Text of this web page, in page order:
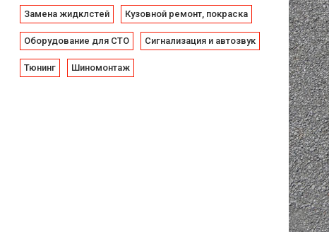
Замена жидклстей Кузовной ремонт, покраска
Оборудование для СТО Сигнализация и автозвук
Тюнинг Шиномонтаж